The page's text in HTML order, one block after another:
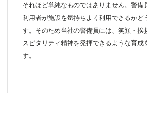
それほど単純なものではありません。警備
利用者が施設を気持ちよく利用できるかど
す。そのため当社の警備員には、笑顔・挨
スピタリティ精神を発揮できるような育成
す。